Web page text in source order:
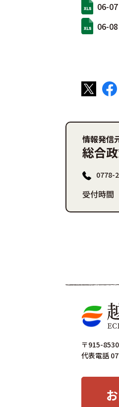
06-
06-
情報発信
総合
0778-
受付時間
〒915-
代表電話